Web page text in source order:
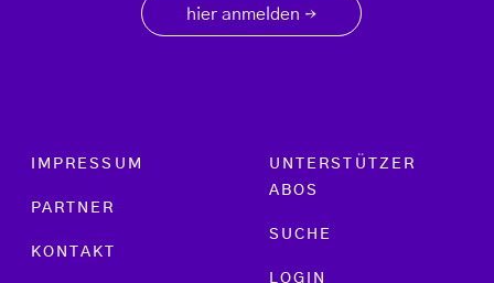
hier anmelden →
Footer menu
IMPRESSUM
PARTNER
KONTAKT
UNTERSTÜTZER
ABOS
SUCHE
LOGIN